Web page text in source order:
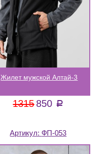
Жилет мужской Алтай-3
1315 850 a
Артикул:ФП-053